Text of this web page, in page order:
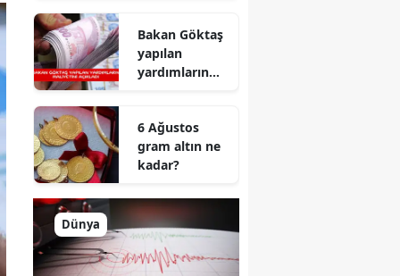
Bakan Göktaş
yapılan
yardımların
6 Ağustos
gram altın ne
kadar?
Dünya